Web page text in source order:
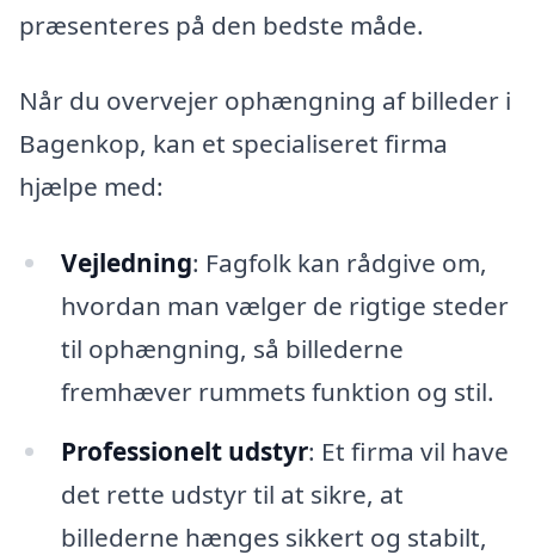
præsenteres på den bedste måde.
Når du overvejer ophængning af billeder i
Bagenkop, kan et specialiseret firma
hjælpe med:
Vejledning: Fagfolk kan rådgive om,
hvordan man vælger de rigtige steder
til ophængning, så billederne
fremhæver rummets funktion og stil.
Professionelt udstyr: Et firma vil have
det rette udstyr til at sikre, at
billederne hænges sikkert og stabilt,